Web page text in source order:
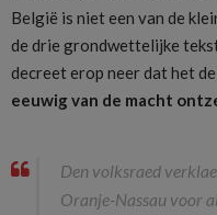
België is niet een van de
de drie grondwettelijke
decreet erop neer dat het de
eeuwig van de macht
Den volksraed
Oranje-Nassau voor